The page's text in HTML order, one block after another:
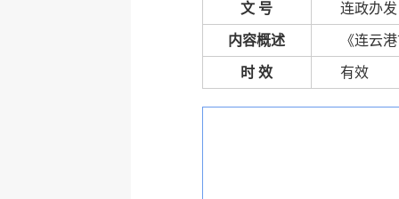
文 号 连政办发
内容概述 《连云
时 效 有效